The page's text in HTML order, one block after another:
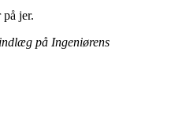
jer.
på Ingeniørens